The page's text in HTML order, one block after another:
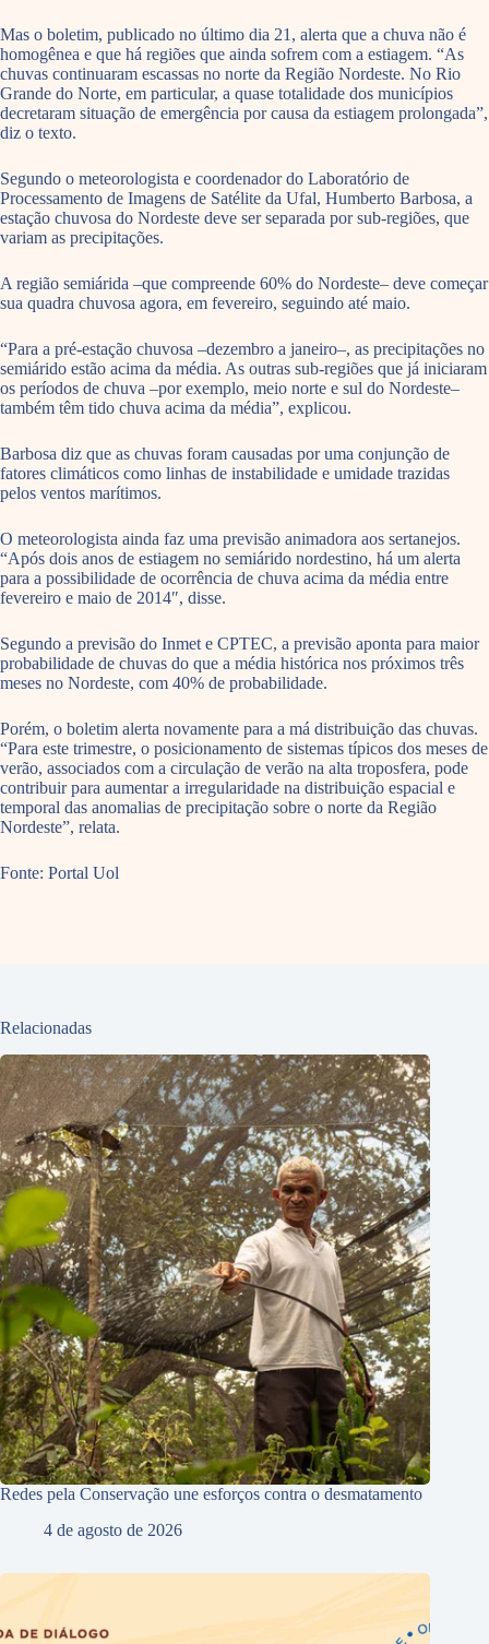
Mas o boletim, publicado no último dia 21, alerta que a chuva não é
homogênea e que há regiões que ainda sofrem com a estiagem. “As
chuvas continuaram escassas no norte da Região Nordeste. No Rio
Grande do Norte, em particular, a quase totalidade dos municípios
decretaram situação de emergência por causa da estiagem prolongada”,
diz o texto.
Segundo o meteorologista e coordenador do Laboratório de
Processamento de Imagens de Satélite da Ufal, Humberto Barbosa, a
estação chuvosa do Nordeste deve ser separada por sub-regiões, que
variam as precipitações.
A região semiárida –que compreende 60% do Nordeste– deve começar
sua quadra chuvosa agora, em fevereiro, seguindo até maio.
“Para a pré-estação chuvosa –dezembro a janeiro–, as precipitações no
semiárido estão acima da média. As outras sub-regiões que já iniciaram
os períodos de chuva –por exemplo, meio norte e sul do Nordeste–
também têm tido chuva acima da média”, explicou.
Barbosa diz que as chuvas foram causadas por uma conjunção de
fatores climáticos como linhas de instabilidade e umidade trazidas
pelos ventos marítimos.
O meteorologista ainda faz uma previsão animadora aos sertanejos.
“Após dois anos de estiagem no semiárido nordestino, há um alerta
para a possibilidade de ocorrência de chuva acima da média entre
fevereiro e maio de 2014″, disse.
Segundo a previsão do Inmet e CPTEC, a previsão aponta para maior
probabilidade de chuvas do que a média histórica nos próximos três
meses no Nordeste, com 40% de probabilidade.
Porém, o boletim alerta novamente para a má distribuição das chuvas.
“Para este trimestre, o posicionamento de sistemas típicos dos meses de
verão, associados com a circulação de verão na alta troposfera, pode
contribuir para aumentar a irregularidade na distribuição espacial e
temporal das anomalias de precipitação sobre o norte da Região
Nordeste”, relata.
Fonte: Portal Uol
Relacionadas
Redes pela Conservação une esforços contra o desmatamento
4 de agosto de 2026